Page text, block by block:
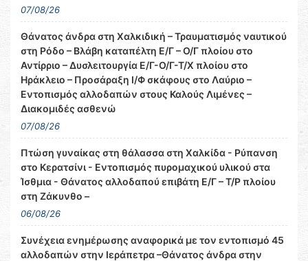
07/08/26
Θάνατος άνδρα στη Χαλκιδική – Τραυματισμός ναυτικού
στη Ρόδο – Βλάβη καταπέλτη Ε/Γ – Ο/Γ πλοίου στο
Αντίρριο – Δυσλειτουργία Ε/Γ-Ο/Γ-Τ/Χ πλοίου στο
Ηράκλειο – Προσάραξη Ι/Φ σκάφους στο Λαύριο –
Εντοπισμός αλλοδαπών στους Καλούς Λιμένες –
Διακομιδές ασθενώ
07/08/26
Πτώση γυναίκας στη θάλασσα στη Χαλκίδα - Ρύπανση
στο Κερατσίνι - Εντοπισμός πυρομαχικού υλικού στα
Ίσθμια - Θάνατος αλλοδαπού επιβάτη Ε/Γ – Τ/Ρ πλοίου
στη Ζάκυνθο –
06/08/26
Συνέχεια ενημέρωσης αναφορικά με τον εντοπισμό 45
αλλοδαπών στην Ιεράπετρα –Θάνατος άνδρα στην